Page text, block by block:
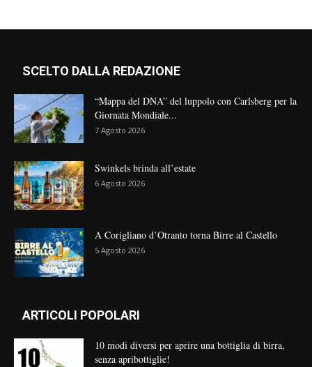
SCELTO DALLA REDAZIONE
“Mappa del DNA” del luppolo con Carlsberg per la
Giornata Mondiale...
7 Agosto 2026
Swinkels brinda all’estate
6 Agosto 2026
A Corigliano d’Otranto torna Birre al Castello
5 Agosto 2026
ARTICOLI POPOLARI
10 modi diversi per aprire una bottiglia di birra,
senza apribottiglie!